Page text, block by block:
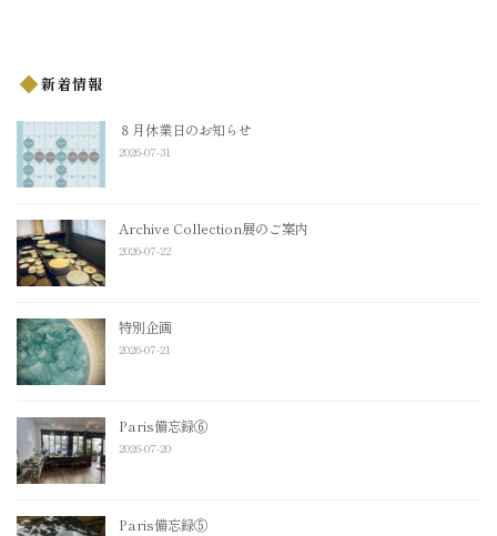
新着情報
８月休業日のお知らせ
2026-07-31
Archive Collection展のご案内
2026-07-22
特別企画
2026-07-21
Paris備忘録⑥
2026-07-20
Paris備忘録⑤